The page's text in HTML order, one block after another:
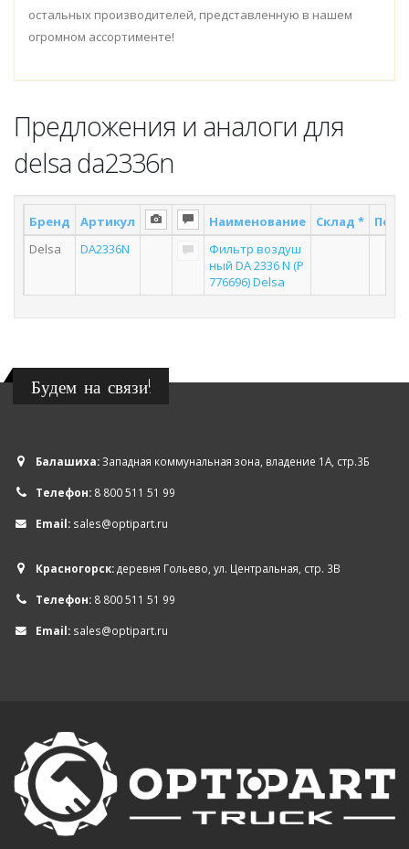
остальных производителей, представленную в нашем
огромном ассортименте!
Предложения и аналоги для
delsa da2336n
Бренд Артикул Наименование Склад *
Delsa
DA2336N
Фильтр воздуш
ный DA 2336 N (Р
776696) Delsa
Будем на связи!
Балашиха:Западная коммунальная зона, владение 1А, стр.3Б
Телефон: 8 800 511 51 99
Email: sales@optipart.ru
Красногорск:деревня Гольево, ул. Центральная, стр. 3В
Телефон: 8 800 511 51 99
Email: sales@optipart.ru